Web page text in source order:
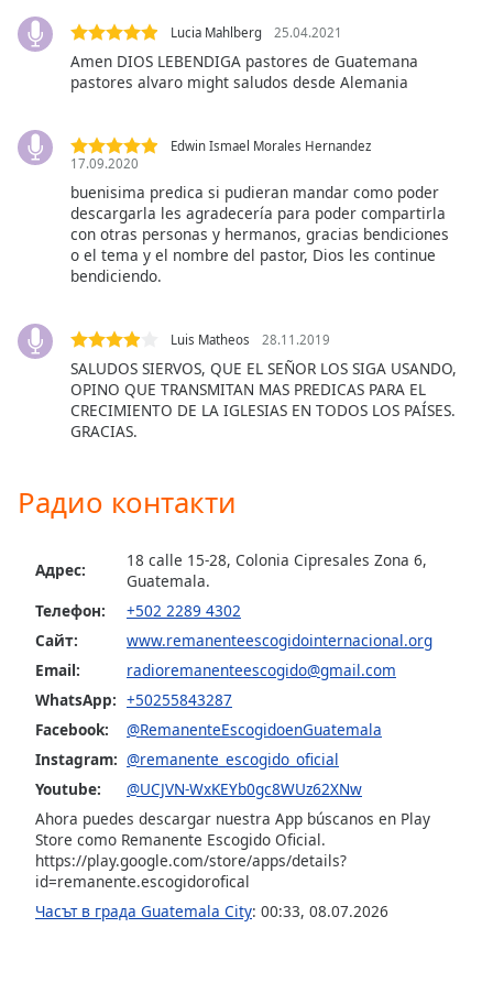
opens
subtitles
settings
subtitles
off
selected
Fullscreen
This
Beginning
dialog
window.
Escape
close
window.
Color
Opacity
Lucia Mahlberg 25.04.2021
Amen DIOS LEBENDIGA pastores de Guatemana
pastores alvaro might saludos desde Alemania
Edwin Ismael Morales Hernandez
17.09.2020
buenisima predica si pudieran mandar como poder
descargarla les agradecería para poder compartirla
con otras personas y hermanos, gracias bendiciones
o el tema y el nombre del pastor, Dios les continue
bendiciendo.
Luis Matheos 28.11.2019
SALUDOS SIERVOS, QUE EL SEÑOR LOS SIGA USANDO,
OPINO QUE TRANSMITAN MAS PREDICAS PARA EL
CRECIMIENTO DE LA IGLESIAS EN TODOS LOS PAÍSES.
GRACIAS.
Радио контакти
Адрес:
18 calle 15-28, Colonia Cipresales Zona 6,
Guatemala.
Телефон:
+502 2289 4302
Сайт:
www.remanenteescogidointernacional.org
Email:
radioremanenteescogido@gmail.com
WhatsApp: +50255843287
Facebook:
@RemanenteEscogidoenGuatemala
Instagram: @remanente_escogido_oficial
Youtube:
@UCJVN-WxKEYb0gc8WUz62XNw
Ahora puedes descargar nuestra App búscanos en Play
Store como Remanente Escogido Oficial.
https://play.google.com/store/apps/details?
id=remanente.escogidorofical
Часът в града Guatemala City: 00:33, 08.07.2026